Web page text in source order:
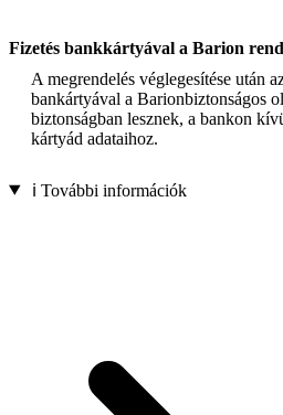
Fizetés bankkártyával a Barion
A megrendelés véglegesítése után
bankártyával a Barionbiztonságos
biztonságban lesznek, a bankon
kártyád adataihoz.
ℹ️ További információk